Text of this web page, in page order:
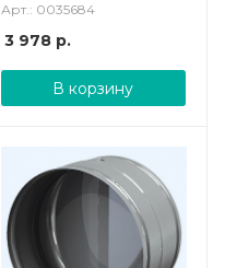
Арт.: 0035684
3 978р.
В корзину